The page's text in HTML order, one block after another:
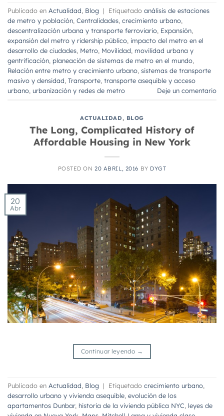
Publicado en Actualidad, Blog | Etiquetado análisis de estaciones
de metro y población, Centralidades, crecimiento urbano,
descentralización urbana y transporte ferroviario, Expansión,
expansión del metro y ridership público, impacto del metro en el
desarrollo de ciudades, Metro, Movilidad, movilidad urbana y
gentrificación, planeación de sistemas de metro en el mundo,
Relación entre metro y crecimiento urbano, sistemas de transporte
masivo y densidad, Transporte, transporte asequible y acceso
urbano, urbanización y redes de metro Deje un comentario
ACTUALIDAD, BLOG
The Long, Complicated History of
Affordable Housing in New York
POSTED ON20 ABRIL, 2016 BY DYGT
20
Abr
Continuar leyendo →
Publicado en Actualidad, Blog | Etiquetado crecimiento urbano,
desarrollo urbano y vivienda asequible, evolución de los
apartamentos Dunbar, historia de la vivienda pública NYC, leyes de